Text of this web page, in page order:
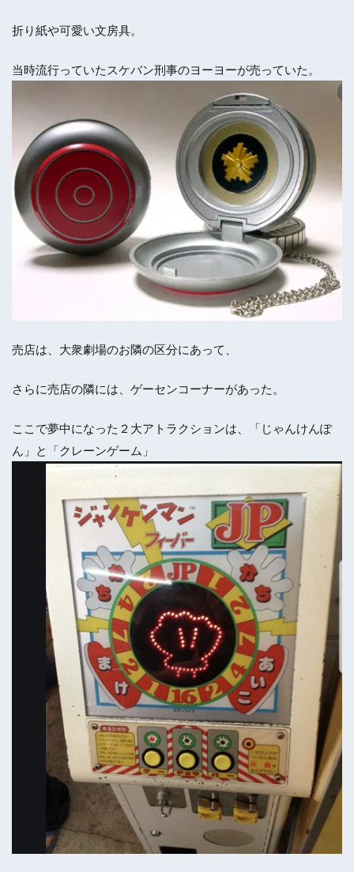
折り紙や可愛い文房具。
当時流行っていたスケバン刑事のヨーヨーが売っていた。
売店は、大衆劇場のお隣の区分にあって、
さらに売店の隣には、ゲーセンコーナーがあった。
ここで夢中になった２大アトラクションは、「じゃんけんぽ
ん」と「クレーンゲーム」